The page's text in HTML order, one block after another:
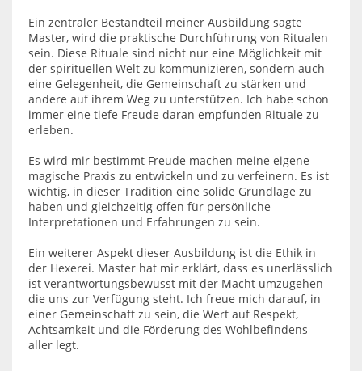
Ein zentraler Bestandteil meiner Ausbildung sagte
Master, wird die praktische Durchführung von Ritualen
sein. Diese Rituale sind nicht nur eine Möglichkeit mit
der spirituellen Welt zu kommunizieren, sondern auch
eine Gelegenheit, die Gemeinschaft zu stärken und
andere auf ihrem Weg zu unterstützen. Ich habe schon
immer eine tiefe Freude daran empfunden Rituale zu
erleben.
Es wird mir bestimmt Freude machen meine eigene
magische Praxis zu entwickeln und zu verfeinern. Es ist
wichtig, in dieser Tradition eine solide Grundlage zu
haben und gleichzeitig offen für persönliche
Interpretationen und Erfahrungen zu sein.
Ein weiterer Aspekt dieser Ausbildung ist die Ethik in
der Hexerei. Master hat mir erklärt, dass es unerlässlich
ist verantwortungsbewusst mit der Macht umzugehen
die uns zur Verfügung steht. Ich freue mich darauf, in
einer Gemeinschaft zu sein, die Wert auf Respekt,
Achtsamkeit und die Förderung des Wohlbefindens
aller legt.